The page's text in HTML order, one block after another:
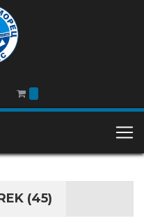
(45)